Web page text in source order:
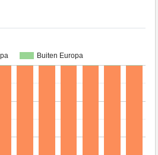
Buiten Europa